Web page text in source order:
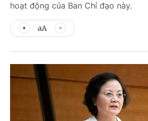
hoạt động của Ban Chỉ đạo này.
aA